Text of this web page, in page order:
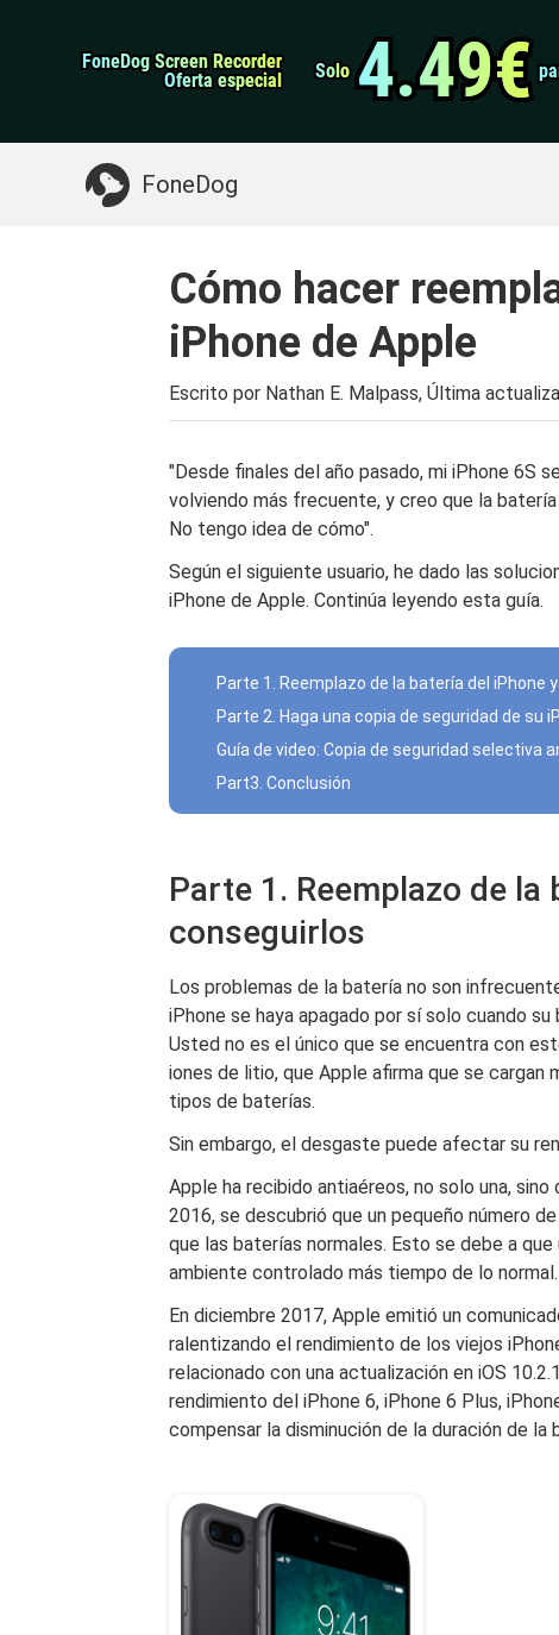
FoneDog Screen Recorder
FoneDog Screen Recorder
Oferta especial
Oferta especial Solo
Solo 4.49€
4.49€
FoneDog
Limpiador de iPhone
Algo que puede necesitar:
Cómo hacer
iPhone de Apple
Escrito por Nathan E. Malpass, Última
"Desde finales del año pasado, mi iPhone 6S
volviendo más frecuente, y creo que la
No tengo idea de cómo".
Según el siguiente usuario, he dado las
iPhone de Apple. Continúa leyendo esta guía.
Parte 1. Reemplazo de la batería del iPhone
Parte 2. Haga una copia de seguridad de su
Guía de video: Copia de seguridad selectiva
Part3. Conclusión
Parte 1. Reemplazo de
conseguirlos
Los problemas de la batería no son
iPhone se haya apagado por sí solo cuando
Usted no es el único que se encuentra con
iones de litio, que Apple afirma que se cargan
tipos de baterías.
Sin embargo, el desgaste puede afectar su
Apple ha recibido antiaéreos, no solo una, sino
2016, se descubrió que un pequeño número
que las baterías normales. Esto se debe a
ambiente controlado más tiempo de lo normal.
En diciembre 2017, Apple emitió un
ralentizando el rendimiento de los viejos
relacionado con una actualización en iOS
rendimiento del iPhone 6, iPhone 6 Plus,
compensar la disminución de la duración de